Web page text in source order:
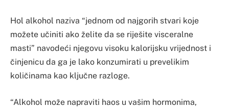
Hol alkohol naziva “jednom od najgorih stvari koje
možete učiniti ako želite da se riješite visceralne
masti” navodeći njegovu visoku kalorijsku vrijednost i
činjenicu da ga je lako konzumirati u prevelikim
količinama kao ključne razloge.
“Alkohol može napraviti haos u vašim hormonima,